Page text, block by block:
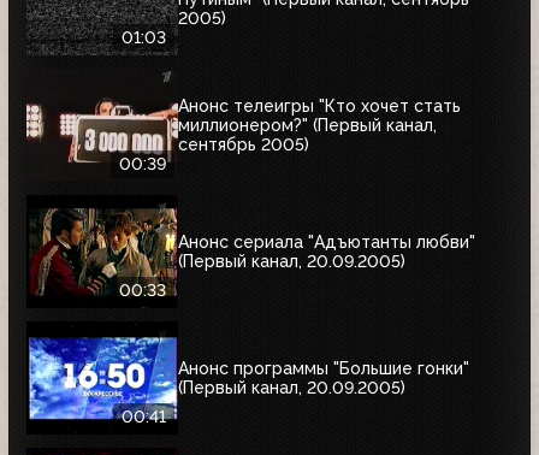
01:03
2005)
00:39
Анонс телеигры "Кто хочет стать
миллионером?" (Первый канал,
сентябрь 2005)
00:33
Анонс сериала "Адъютанты любви"
(Первый канал, 20.09.2005)
00:41
Анонс программы "Большие гонки"
(Первый канал, 20.09.2005)